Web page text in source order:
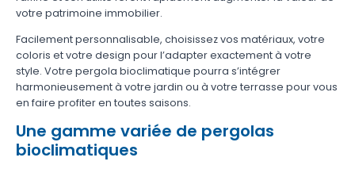
votre patrimoine immobilier.
Facilement personnalisable, choisissez vos matériaux, votre
coloris et votre design pour l’adapter exactement à votre
style. Votre pergola bioclimatique pourra s’intégrer
harmonieusement à votre jardin ou à votre terrasse pour vous
en faire profiter en toutes saisons.
Une gamme variée de pergolas
bioclimatiques